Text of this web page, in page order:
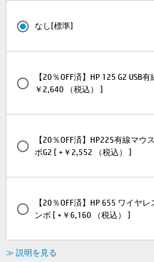
なし[標準]
【20％OFF済】HP 125 G2 USB
￥2,640 （税込） ]
【20％OFF済】HP225有線マウ
ボG2 [ +￥2,552 （税込） ]
【20％OFF済】HP 655 ワイヤ
ンボ [ +￥6,160 （税込） ]
≫ 説明を見る